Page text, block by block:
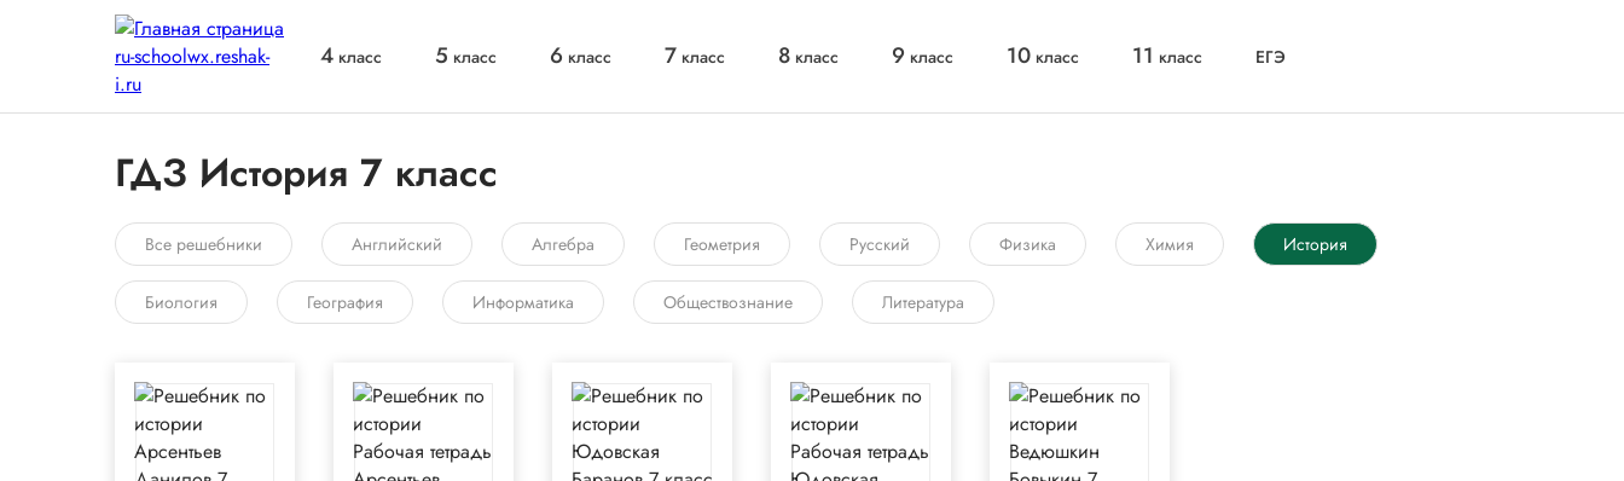
4 класс 5 класс 6 класс 7 класс 8 класс 9 класс 10 класс 11 класс ЕГЭ
ГДЗ История 7 класс
Все решебники Английский Алгебра Геометрия Русский Физика Химия История
Биология География Информатика Обществознание Литература